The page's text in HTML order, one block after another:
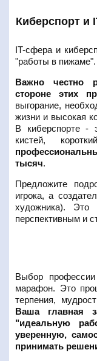
Киберспорт и
IT-сфера и
"работы в
Важно честно
стороне этих
выгорание,
жизни и высокая
В киберспорте -
кистей,
тысяч.
Предложите
игрока, а
художника). Это
перспективным и
Выбор
марафон. Это
терпения,
Ваша главная
"идеальную
уверенную,
принимать